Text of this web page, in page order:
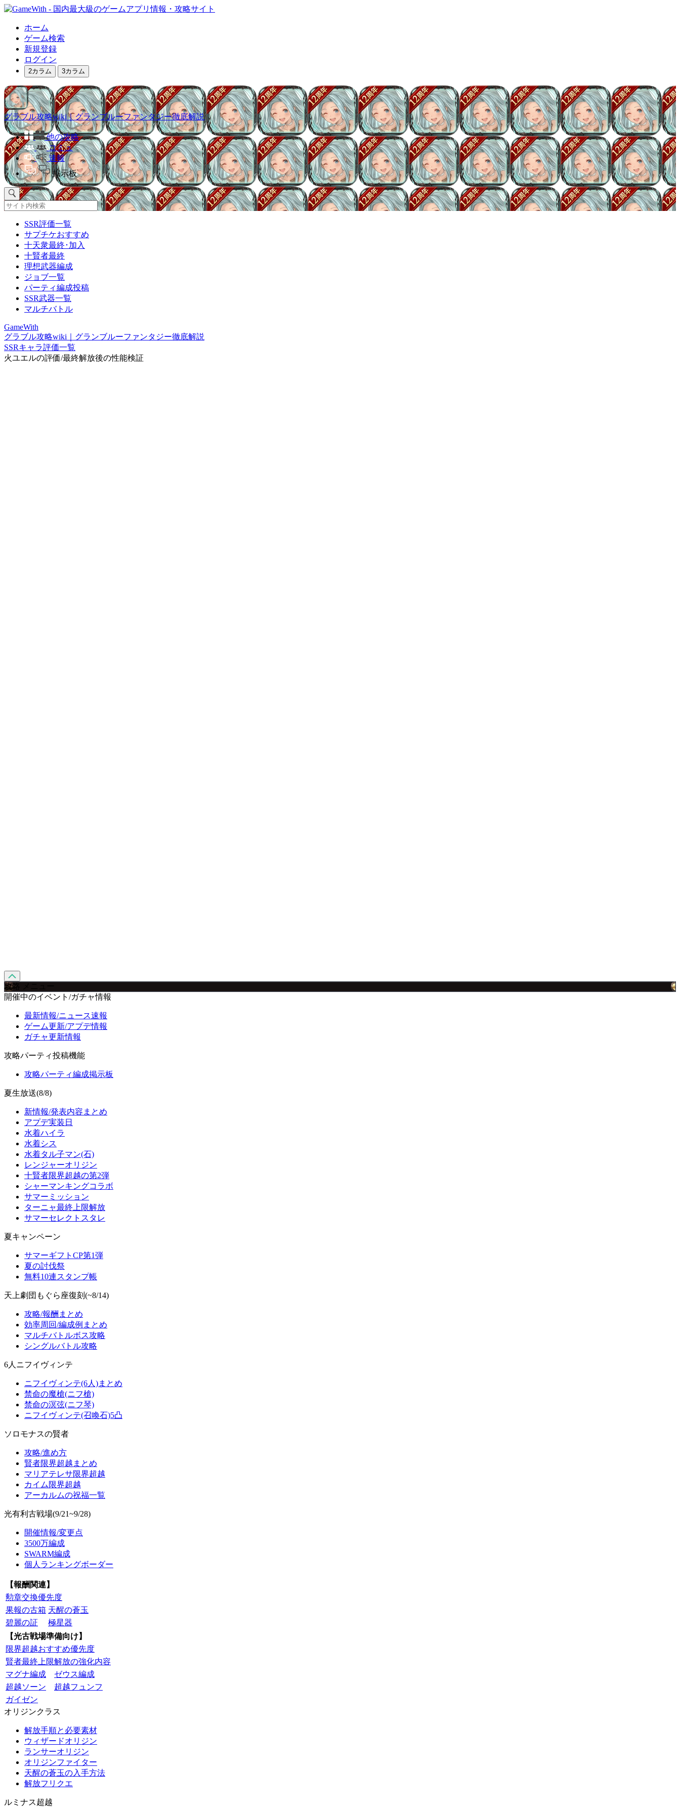
ホーム
ゲーム検索
新規登録
ログイン
2カラム 3カラム
グラブル攻略wiki｜グランブルーファンタジー徹底解説
他の攻略
コミュ
速報
掲示板
SSR評価一覧
サプチケおすすめ
十天衆最終･加入
十賢者最終
理想武器編成
ジョブ一覧
パーティ編成投稿
SSR武器一覧
マルチバトル
GameWith
グラブル攻略wiki｜グランブルーファンタジー徹底解説
SSRキャラ評価一覧
火ユエルの評価/最終解放後の性能検証
攻略 メニュー
開催中のイベント/ガチャ情報
最新情報/ニュース速報
ゲーム更新/アプデ情報
ガチャ更新情報
攻略パーティ投稿機能
攻略パーティ編成掲示板
夏生放送(8/8)
新情報/発表内容まとめ
アプデ実装日
水着ハイラ
水着シス
水着タル子マン(石)
レンジャーオリジン
十賢者限界超越の第2弾
シャーマンキングコラボ
サマーミッション
ターニャ最終上限解放
サマーセレクトスタレ
夏キャンペーン
サマーギフトCP第1弾
夏の討伐祭
無料10連スタンプ帳
天上劇団もぐら座復刻(~8/14)
攻略/報酬まとめ
効率周回/編成例まとめ
マルチバトルボス攻略
シングルバトル攻略
6人ニフイヴィンテ
ニフイヴィンテ(6人)まとめ
禁命の魔槍(ニフ槍)
禁命の溟弦(ニフ琴)
ニフイヴィンテ(召喚石)5凸
ソロモナスの賢者
攻略/進め方
賢者限界超越まとめ
マリアテレサ限界超越
カイム限界超越
アーカルムの祝福一覧
光有利古戦場(9/21~9/28)
開催情報/変更点
3500万編成
SWARM編成
個人ランキングボーダー
【報酬関連】
勲章交換優先度
果報の古箱 天醒の蒼玉
碧麗の証
極星器
【光古戦場準備向け】
限界超越おすすめ優先度
賢者最終上限解放の強化内容
マグナ編成
ゼウス編成
超越ソーン
超越フュンフ
ガイゼン
オリジンクラス
解放手順と必要素材
ウィザードオリジン
ランサーオリジン
オリジンファイター
天醒の蒼玉の入手方法
解放フリクエ
ルミナス超越